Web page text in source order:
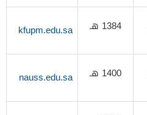
1384 هـ kfupm.edu.sa
1400 هـ nauss.edu.sa